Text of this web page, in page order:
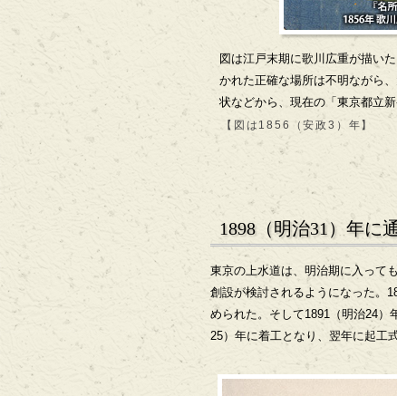
図は江戸末期に歌川広重が描い
かれた正確な場所は不明ながら
状などから、現在の「東京都立
【図は1856（安政3）年】
1898（明治31）年に
東京の上水道は、明治期に入って
創設が検討されるようになった。
められた。そして1891（明治24）
25）年に着工となり、翌年に起工